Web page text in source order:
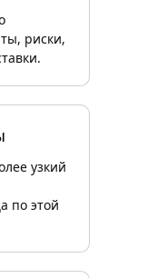
риски,
узкий
по этой